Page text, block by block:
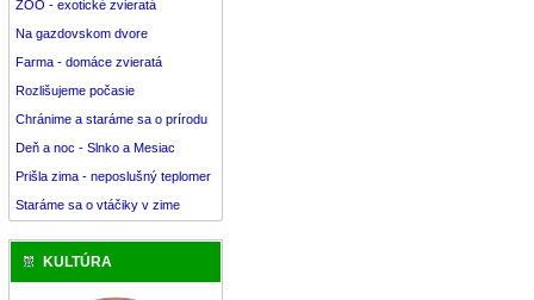
ZOO - exotické zvieratá
Na gazdovskom dvore
Farma - domáce zvieratá
Rozlišujeme počasie
Chránime a staráme sa o prírodu
Deň a noc - Slnko a Mesiac
Prišla zima - neposlušný teplomer
Staráme sa o vtáčiky v zime
KULTÚRA